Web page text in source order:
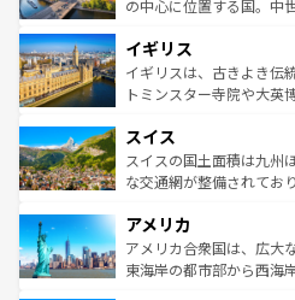
から魅了する。また、フ
いる。シャンパンの発祥
香り高いラベンダー畑な
らに、パリ以外の地域に
れる地方に足を運ぶとそ
きるだろう。 な
を参照してほしい。
の中心に位置する国。中
顔を持つこの国は、どこ
ルリンの文化的活気、バ
してライン川沿いのワイ
は、お酒好きな人にはぜひ体験し
ドイツ情報はコンテンツ
イギリス
イギリスは、古きよき伝
トミンスター寺院や大英
リアごとに異なる魅力が
ティー、ビール好きには
戦など、本場だからこそ
ンツ一覧を参照してほしい
スイス
スイスの国土面積は九州
な交通網が整備されてお
の建物がそのまま残る町
博物館もあり、アルプス
ことができる。国民の所
アメリカ
アメリカ合衆国は、広大
東海岸の都市部から西海